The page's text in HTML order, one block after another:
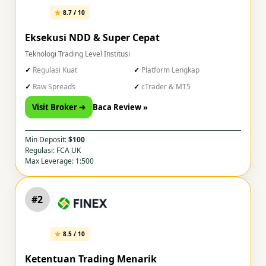
8.7 / 10
Eksekusi NDD & Super Cepat
Teknologi Trading Level Institusi
Regulasi Kuat
Platform Lengkap
Raw Spreads
cTrader & MT5
Visit Broker ➜ Baca Review »
Min Deposit:$100
Regulasi: FCA UK
Max Leverage: 1:500
#2
8.5 / 10
Ketentuan Trading Menarik